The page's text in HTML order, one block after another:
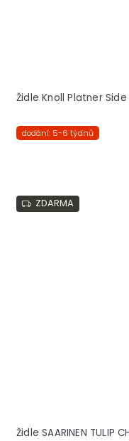
Židle Knoll Platner
dodání: 5-6 týdnů
ZDARMA
Židle SAARINEN TULIP